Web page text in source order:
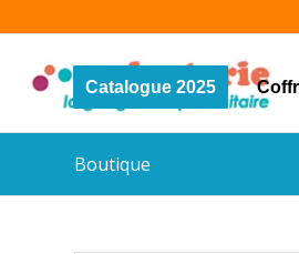
Catalogue 2025
Boutique